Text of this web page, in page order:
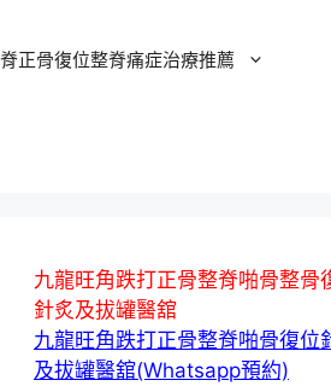
正骨復位整脊痛症治療推薦
九龍旺角跌打正骨整脊啪骨整骨
針炙及拔罐醫舘
九龍旺角跌打正骨整脊啪骨復位
及拔罐醫舘(Whatsapp預約)